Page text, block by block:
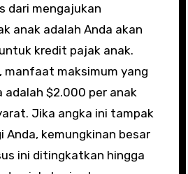
dari mengajukan
anak adalah Anda akan
kredit pajak anak.
manfaat maksimum yang
$2.000 per anak
Jika angka ini tampak
Anda, kemungkinan besar
ini ditingkatkan hingga